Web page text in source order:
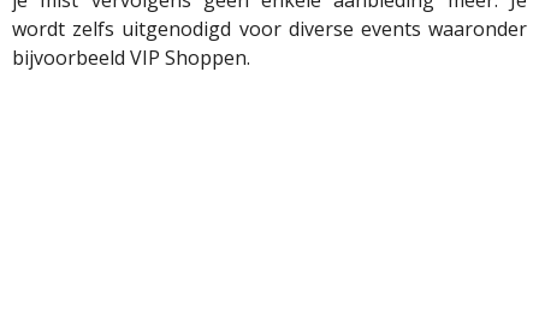
wordt zelfs uitgenodigd voor diverse events waaronder
bijvoorbeeld VIP Shoppen.